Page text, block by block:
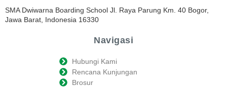
SMA Dwiwarna Boarding School Jl. Raya Parung Km. 40 Bogor,
Jawa Barat, Indonesia 16330
Navigasi
Hubungi Kami
Rencana Kunjungan
Brosur